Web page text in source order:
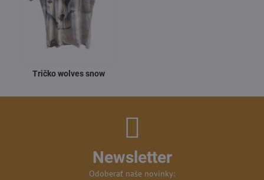
Tričko wolves snow
Newsletter
Odoberať naše novinky: